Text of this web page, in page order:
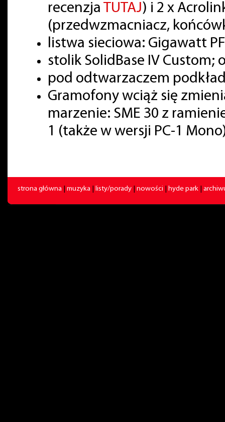
recenzja
TUTAJ) i 2 x
(przedwzmacniacz,
listwa sieciowa: Gigawatt
stolik SolidBase IV Custom;
pod odtwarzaczem
Gramofony wciąż się
marzenie: SME 30 z
1 (także w wersji PC-1
strona główna muzyka listy/porady nowości hyde park